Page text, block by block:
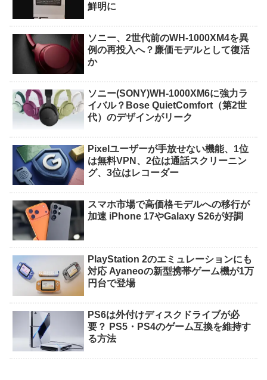
鮮明に
ソニー、2世代前のWH-1000XM4を異
例の再投入へ？廉価モデルとして復活
か
ソニー(SONY)WH-1000XM6に強力ラ
イバル？Bose QuietComfort（第2世
代）のデザインがリーク
Pixelユーザーが手放せない機能、1位
は無料VPN、2位は通話スクリーニン
グ、3位はレコーダー
スマホ市場で高価格モデルへの移行が
加速 iPhone 17やGalaxy S26が好調
PlayStation 2のエミュレーションにも
対応 Ayaneoの新型携帯ゲーム機が1万
円台で登場
PS6は外付けディスクドライブが必
要？ PS5・PS4のゲーム互換を維持す
る方法